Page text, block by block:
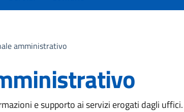
amministrativo
e supporto ai servizi erogati dagli uffici.